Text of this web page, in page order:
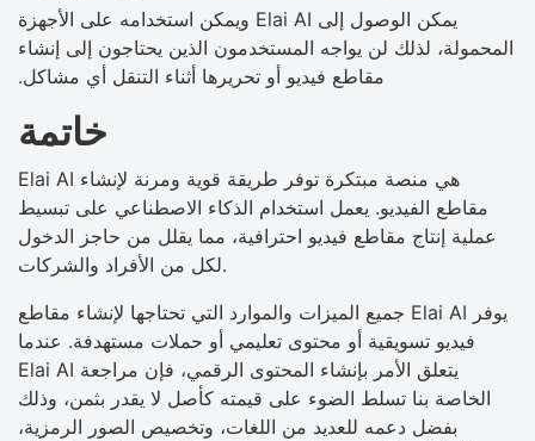
يمكن الوصول إلى Elai AI ويمكن استخدامه على الأجهزة
المحمولة، لذلك لن يواجه المستخدمون الذين يحتاجون إلى إنشاء
مقاطع فيديو أو تحريرها أثناء التنقل أي مشاكل.
خاتمة
Elai AI هي منصة مبتكرة توفر طريقة قوية ومرنة لإنشاء
مقاطع الفيديو. يعمل استخدام الذكاء الاصطناعي على تبسيط
عملية إنتاج مقاطع فيديو احترافية، مما يقلل من حاجز الدخول
لكل من الأفراد والشركات.
يوفر Elai AI جميع الميزات والموارد التي تحتاجها لإنشاء مقاطع
فيديو تسويقية أو محتوى تعليمي أو حملات مستهدفة. عندما
يتعلق الأمر بإنشاء المحتوى الرقمي، فإن مراجعة Elai AI
الخاصة بنا تسلط الضوء على قيمته كأصل لا يقدر بثمن، وذلك
بفضل دعمه للعديد من اللغات، وتخصيص الصور الرمزية،